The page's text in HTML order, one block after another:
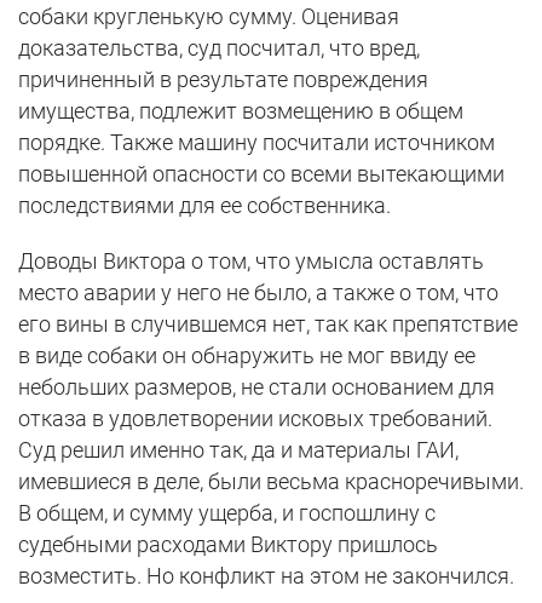
собаки кругленькую сумму. Оценивая
доказательства, суд посчитал, что вред,
причиненный в результате повреждения
имущества, подлежит возмещению в общем
порядке. Также машину посчитали источником
повышенной опасности со всеми вытекающими
последствиями для ее собственника.
Доводы Виктора о том, что умысла оставлять
место аварии у него не было, а также о том, что
его вины в случившемся нет, так как препятствие
в виде собаки он обнаружить не мог ввиду ее
небольших размеров, не стали основанием для
отказа в удовлетворении исковых требований.
Суд решил именно так, да и материалы ГАИ,
имевшиеся в деле, были весьма красноречивыми.
В общем, и сумму ущерба, и госпошлину с
судебными расходами Виктору пришлось
возместить. Но конфликт на этом не закончился.